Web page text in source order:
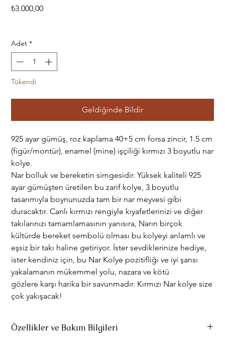
₺3.000,00Fiyat
Adet *
Tükendi
Geldiğinde Bildir
925 ayar gümüş, roz kaplama 40+5 cm forsa zincir, 1.5 cm
(figür/montür), enamel (mine) işçiliği kırmızı 3 boyutlu nar
kolye.
Nar bolluk ve bereketin simgesidir. Yüksek kaliteli 925
ayar gümüşten üretilen bu zarif kolye, 3 boyutlu
tasarımıyla boynunuzda tam bir nar meyvesi gibi
duracaktır. Canlı kırmızı rengiyle kıyafetlerinizi ve diğer
takılarınızı tamamlamasının yanısıra, Narın birçok
kültürde bereket sembolü olması bu kolyeyi anlamlı ve
eşsiz bir takı haline getiriyor. İster sevdiklerinize hediye,
ister kendiniz için, bu Nar Kolye pozitifliği ve iyi şansı
yakalamanın mükemmel yolu, nazara ve kötü
gözlere karşı harika bir savunmadır. Kırmızı Nar kolye size
çok yakışacak!
Özellikler ve Bakım Bilgileri